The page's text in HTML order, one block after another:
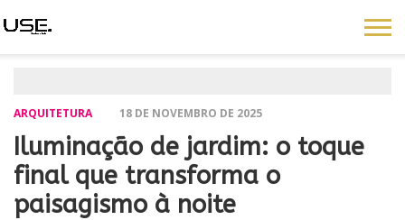
ARQUITETURA 18 DE NOVEMBRO DE 2025
Iluminação de jardim: o toque
final que transforma o
paisagismo à noite